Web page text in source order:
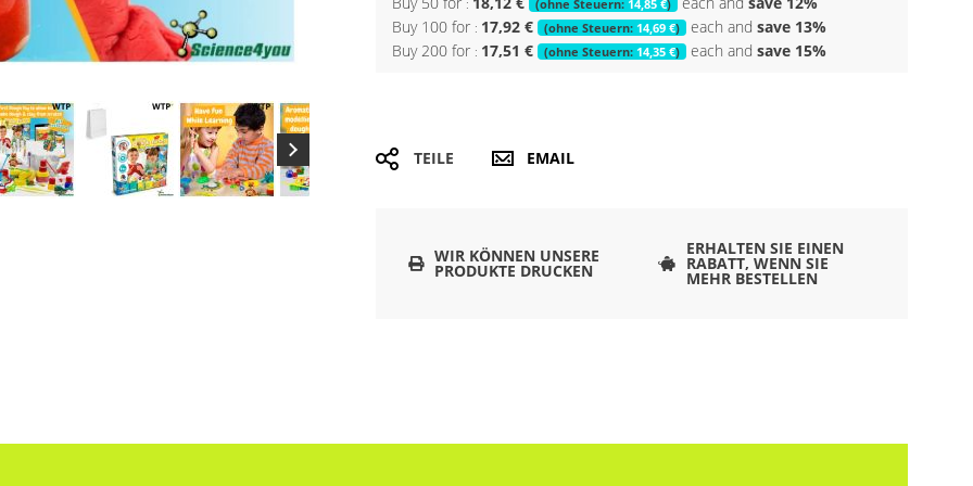
14,85 €
Buy 100 for 17,92 € 14,69 € each andsave 13%
Buy 200 for 17,51 € 14,35 € each andsave 15%
TEILE EMAIL
WIR KÖNNEN UNSERE
PRODUKTE DRUCKEN
ERHALTEN SIE EINEN
RABATT, WENN SIE
MEHR BESTELLEN